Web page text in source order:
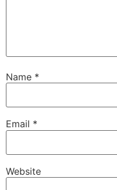
Name *
Email *
Website